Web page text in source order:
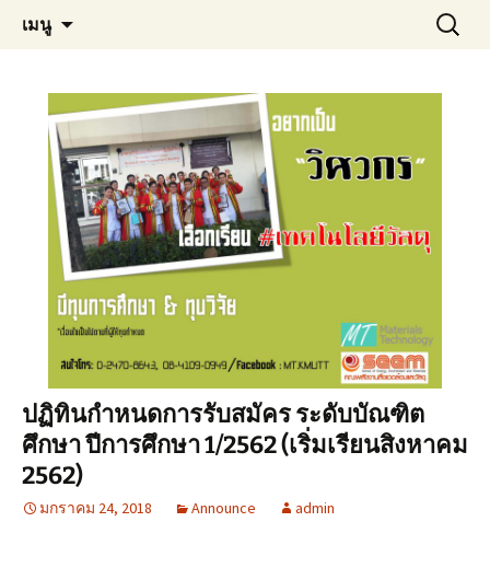
เนื้อหา
MT KMUTT
Materials Technology, KMUTT
เมนู
ค้นหา
สำหรับ:
ปฏิทินกำหนดการรับสมัคร ระดับบัณฑิต
ศึกษา ปีการศึกษา 1/2562 (เริ่มเรียนสิงหาคม
2562)
มกราคม 24, 2018 Announce admin